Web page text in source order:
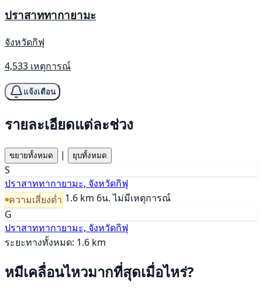
ปราสาททากายามะ
จังหวัดกิฟุ
4,533 เหตุการณ์
แจ้งเตือน
รายละเอียดแต่ละช่วง
ขยายทั้งหมด | ยุบทั้งหมด
S
ปราสาททากายามะ, จังหวัดกิฟุ
ความเสี่ยงต่ำ 1.6 km 6น. ไม่มีเหตุการณ์
G
ปราสาททากายามะ, จังหวัดกิฟุ
ระยะทางทั้งหมด: 1.6 km
หมีเคลื่อนไหวมากที่สุดเมื่อไหร่?